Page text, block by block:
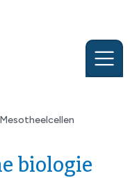
Mesotheelcellen
biologie